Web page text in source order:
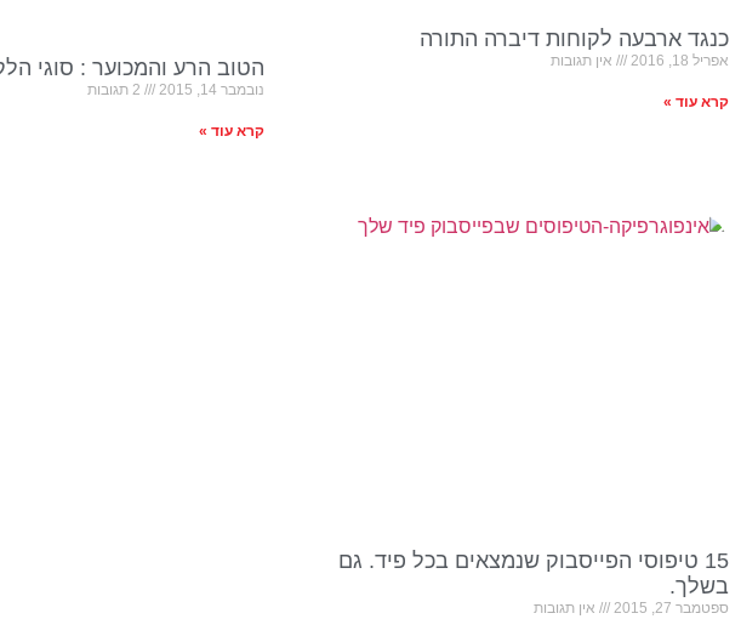
כנגד ארבעה לקוחות דיברה התורה
אפריל 18, 2016 אין תגובות
קרא עוד »
הטוב הרע והמכוער : סוגי
נובמבר 14, 2015
קרא עוד »
15 טיפוסי הפייסבוק שנמצאים בכל פיד. גם
בשלך.
ספטמבר 27, 2015 אין תגובות